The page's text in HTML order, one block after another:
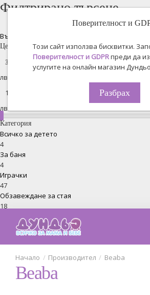
Филтрирано търсене
Възстановяване на всички
Цена
лв. -
лв.
Категория
Всичко за детето
4
За баня
4
Играчки
47
Обзавеждане за стая
18
Безопасност
Поверителност и
Този сайт използва бисквитки.
Поверителност и GDPRпреди да
услугите на онлайн магазин
Разбрах
Производител Beaba
Beaba